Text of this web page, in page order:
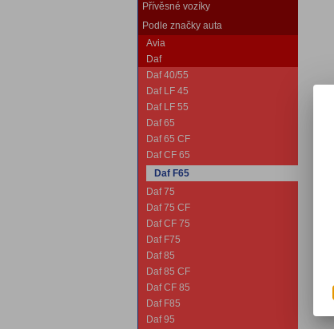
Přívěsné vozíky
Podle značky auta
Avia
Daf
Daf 40/55
Daf LF 45
Daf LF 55
Daf 65
Daf 65 CF
Daf CF 65
Daf F65
Daf 75
Daf 75 CF
Daf CF 75
Daf F75
Daf 85
Daf 85 CF
Daf CF 85
Daf F85
Daf 95